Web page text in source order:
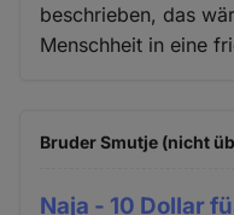
beschrieben, das
Menschheit in eine
Bruder Smutje (nicht
Naja - 10 Dollar